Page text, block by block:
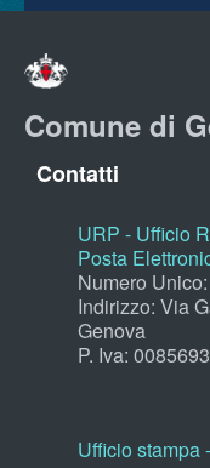
Comune di
Contatti
URP - Ufficio
Posta
Numero
Indirizzo: Via
Genova
P. Iva:
Ufficio stampa